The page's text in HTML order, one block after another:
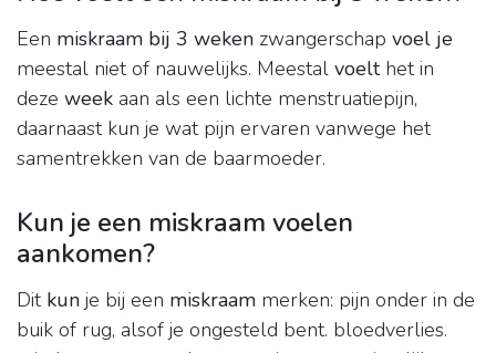
Een miskraam bij 3 weken zwangerschap voel je
meestal niet of nauwelijks. Meestal voelthet in
deze week aan als een lichte menstruatiepijn,
daarnaast kun je wat pijn ervaren vanwege het
samentrekken van de baarmoeder.
Kun je een miskraam voelen
aankomen?
Dit kun je bij een miskraam merken: pijn onder in de
buik of rug, alsof je ongesteld bent. bloedverlies.